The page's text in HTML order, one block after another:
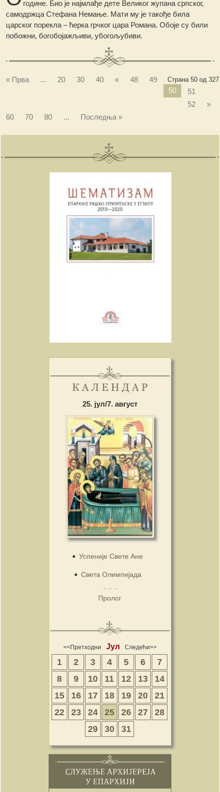
године. Био је најмлађе дете Великог жупана српског,
самодржца Стефана Немање. Мати му је такође била
царског порекла – ћерка грчког цара Романа. Обоје су били
побожни, богобојажљиви, убогољубиви.
Страна 50 од 327
« Прва ... 20 30 40 « 48
49
50
51
52
»
60
70 80 ... Последња »
25. јул/7. август
Успеније Свете Ане
Света Олимпијада
Пролог
<<Претходни Јул Следећи>>
1 2 3 4 5 6
7
8
9 10 11 12 13
14
15
16 17 18 19 20
21
22
23 24 25 26 27
28
29
30 31